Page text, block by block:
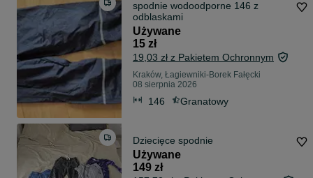
spodnie wodoodporne 146 z
odblaskami
Używane
15 zł
19,03 zł z Pakietem Ochronnym
Kraków, Łagiewniki-Borek Fałęcki
08 sierpnia 2026
146 Granatowy
Dziecięce spodnie
Używane
149 zł